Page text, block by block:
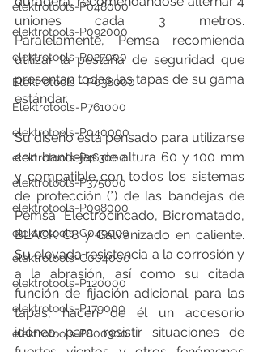
elektrotools-P048000
elektrotools-P092000
elektrotools-P027000
Elektrotools - P038000
Elektrotools-P761000
elektrotools-P040000
elektrotools-P463000
elektrotools-P375000
elektrotools-P098000
elektrotools-C049000
elektrotools-C004000
elektrotools-P120000
elektrotools-P179000
elektrotools-P800300
uniones cada 3 metros.
Paralelamente, Pemsa recomienda
utilizar la pestaña de seguridad que
presentan todas las tapas de su gama
estándar.
Su diseño está pensado para utilizarse
con bandejas de altura 60 y 100 mm
y compatible con todos los sistemas
de protección (*) de las bandejas de
Pemsa: Electrocincado, Bicromatado,
BLACK C8 y Galvanizado en caliente.
Su elevada resistencia a la corrosión y
a la abrasión, así como su citada
función de fijación adicional para las
tapas, hacen de él un accesorio
idóneo para resistir situaciones de